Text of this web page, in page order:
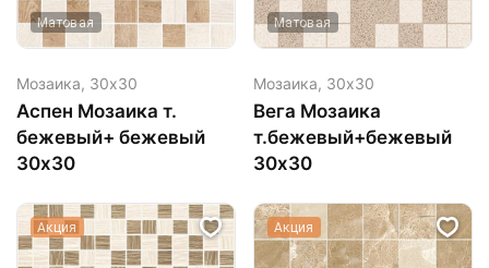
Матовая
Мозаика, 30х30
Аспен Мозаика т.
бежевый+ бежевый
30х30
Матовая
Мозаика, 30х30
Вега Мозаика
т.бежевый+бежевый
30х30
Акция Акция